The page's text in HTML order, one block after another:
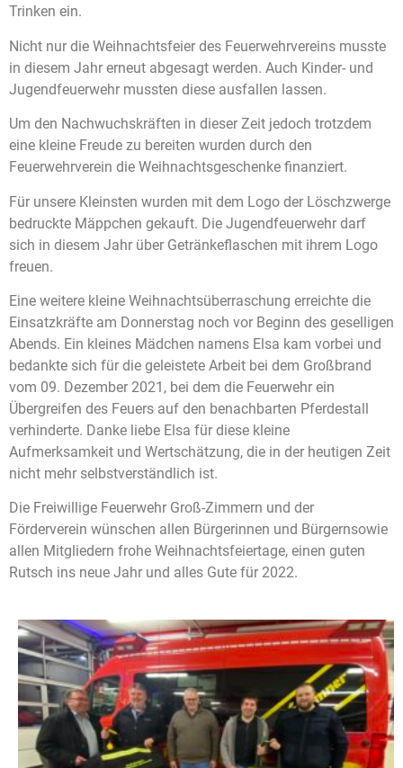
Trinken ein.
Nicht nur die Weihnachtsfeier des Feuerwehrvereins musste
in diesem Jahr erneut abgesagt werden. Auch Kinder- und
Jugendfeuerwehr mussten diese ausfallen lassen.
Um den Nachwuchskräften in dieser Zeit jedoch trotzdem
eine kleine Freude zu bereiten wurden durch den
Feuerwehrverein die Weihnachtsgeschenke finanziert.
Für unsere Kleinsten wurden mit dem Logo der Löschzwerge
bedruckte Mäppchen gekauft. Die Jugendfeuerwehr darf
sich in diesem Jahr über Getränkeflaschen mit ihrem Logo
freuen.
Eine weitere kleine Weihnachtsüberraschung erreichte die
Einsatzkräfte am Donnerstag noch vor Beginn des geselligen
Abends. Ein kleines Mädchen namens Elsa kam vorbei und
bedankte sich für die geleistete Arbeit bei dem Großbrand
vom 09. Dezember 2021, bei dem die Feuerwehr ein
Übergreifen des Feuers auf den benachbarten Pferdestall
verhinderte. Danke liebe Elsa für diese kleine
Aufmerksamkeit und Wertschätzung, die in der heutigen Zeit
nicht mehr selbstverständlich ist.
Die Freiwillige Feuerwehr Groß-Zimmern und der
Förderverein wünschen allen Bürgerinnen und Bürgernsowie
allen Mitgliedern frohe Weihnachtsfeiertage, einen guten
Rutsch ins neue Jahr und alles Gute für 2022.